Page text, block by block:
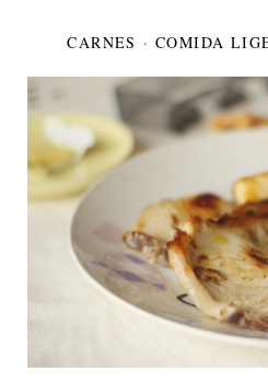
CARNES ·COMIDA